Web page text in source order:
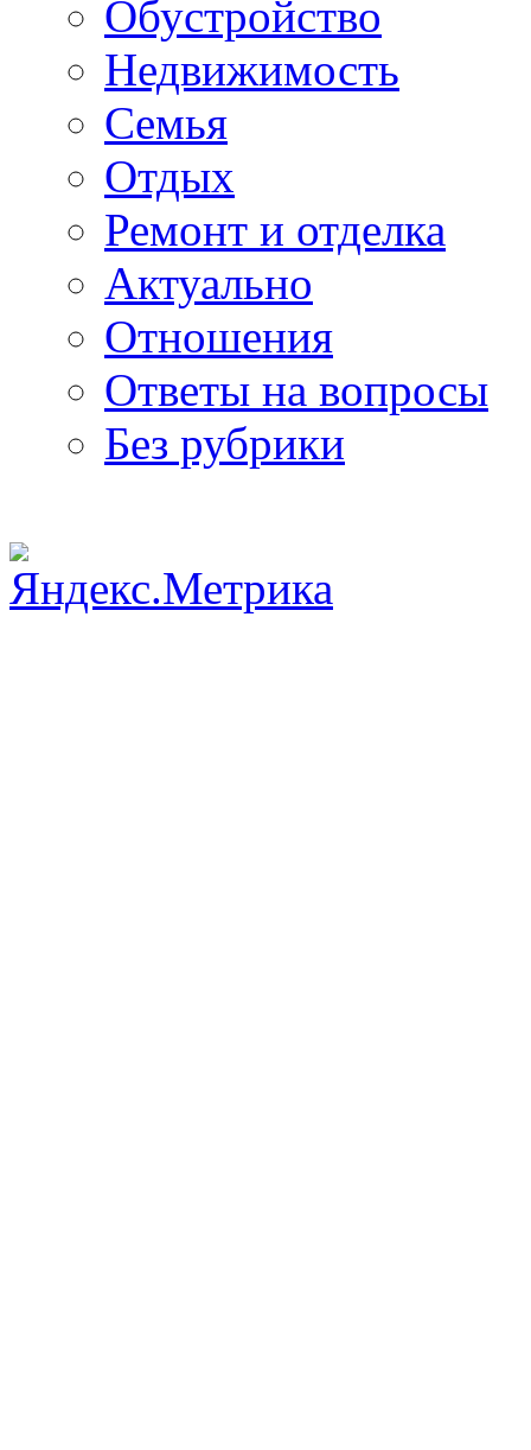
Обустройство
Недвижимость
Семья
Отдых
Ремонт и отделка
Актуально
Отношения
Ответы на вопросы
Без рубрики